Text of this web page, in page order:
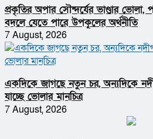
প্রকৃতির অপার সৌন্দর্যের ভাণ্ডার ভোলা,
বদলে যেতে পারে উপকূলের অর্থনীতি
7 August, 2026
একদিকে জাগছে নতুন চর, অন্যদিকে
যাচ্ছে ভোলার মানচিত্র
7 August, 2026